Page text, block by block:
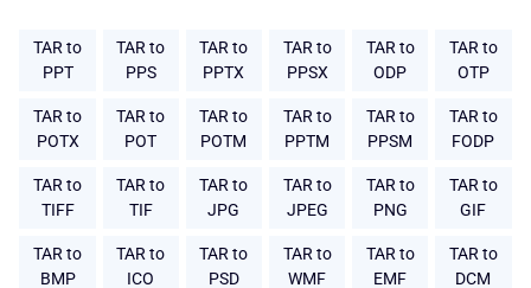
TAR to
PPT
TAR to
PPS
TAR to
PPTX
TAR to
PPSX
TAR to
ODP
TAR to
OTP
TAR to
POTX
TAR to
POT
TAR to
POTM
TAR to
PPTM
TAR to
PPSM
TAR to
FODP
TAR to
TIFF
TAR to
TIF
TAR to
JPG
TAR to
JPEG
TAR to
PNG
TAR to
GIF
TAR to
BMP
TAR to
ICO
TAR to
PSD
TAR to
WMF
TAR to
EMF
TAR to
DCM